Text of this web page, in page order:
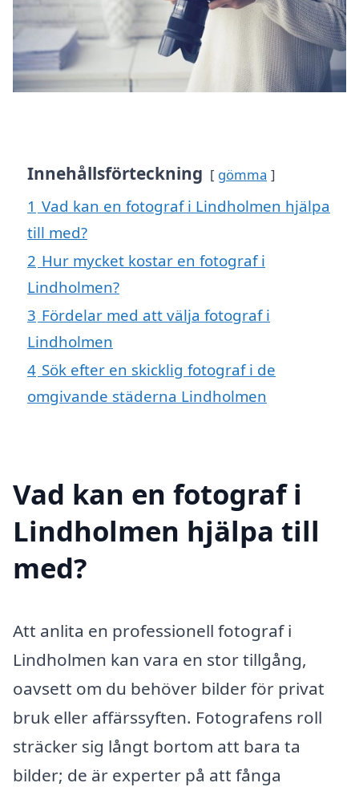
Innehållsförteckning gömma
1 Vad kan en fotograf i Lindholmen hjälpa
till med?
2 Hur mycket kostar en fotograf i
Lindholmen?
3 Fördelar med att välja fotograf i
Lindholmen
4 Sök efter en skicklig fotograf i de
omgivande städerna Lindholmen
Vad kan en fotograf i
Lindholmen hjälpa till
med?
Att anlita en professionell fotograf i
Lindholmen kan vara en stor tillgång,
oavsett om du behöver bilder för privat
bruk eller affärssyften. Fotografens roll
sträcker sig långt bortom att bara ta
bilder; de är experter på att fånga